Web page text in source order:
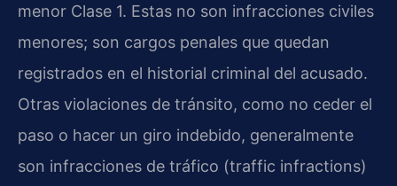
menor Clase 1. Estas no son infracciones civiles
menores; son cargos penales que quedan
registrados en el historial criminal del acusado.
Otras violaciones de tránsito, como no ceder el
paso o hacer un giro indebido, generalmente
son infracciones de tráfico (traffic infractions)